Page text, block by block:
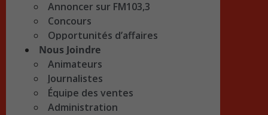
Annoncer sur FM103,3
Concours
Opportunités d’affaires
Nous Joindre
Animateurs
Journalistes
Équipe des ventes
Administration